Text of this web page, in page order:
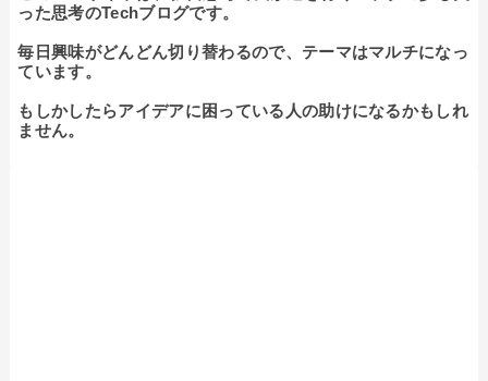
った思考のTechブログです。
毎日興味がどんどん切り替わるので、テーマはマルチになっ
ています。
もしかしたらアイデアに困っている人の助けになるかもしれ
ません。